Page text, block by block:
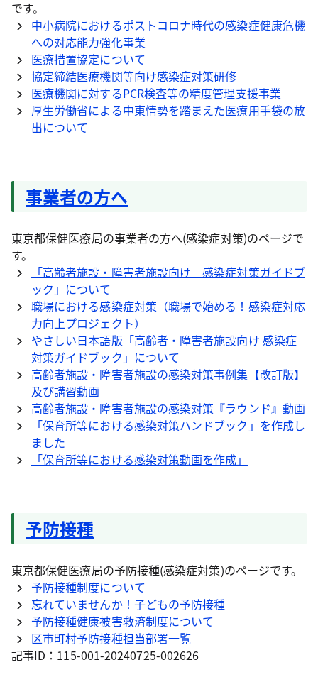
です。
中小病院におけるポストコロナ時代の感染症健康危機
への対応能力強化事業
医療措置協定について
協定締結医療機関等向け感染症対策研修
医療機関に対するPCR検査等の精度管理支援事業
厚生労働省による中東情勢を踏まえた医療用手袋の放
出について
事業者の方へ
東京都保健医療局の事業者の方へ(感染症対策)のページで
す。
「高齢者施設・障害者施設向け 感染症対策ガイドブ
ック」について
職場における感染症対策（職場で始める！感染症対応
力向上プロジェクト）
やさしい日本語版「高齢者・障害者施設向け 感染症
対策ガイドブック」について
高齢者施設・障害者施設の感染対策事例集【改訂版】
及び講習動画
高齢者施設・障害者施設の感染対策『ラウンド』動画
「保育所等における感染対策ハンドブック」を作成し
ました
「保育所等における感染対策動画を作成」
予防接種
東京都保健医療局の予防接種(感染症対策)のページです。
予防接種制度について
忘れていませんか！子どもの予防接種
予防接種健康被害救済制度について
区市町村予防接種担当部署一覧
記事ID：115-001-20240725-002626